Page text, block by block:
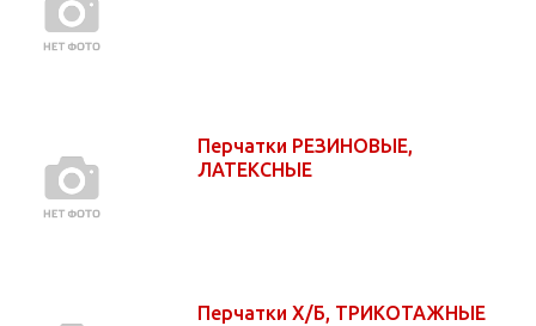
Перчатки РЕЗИНОВЫЕ,
ЛАТЕКСНЫЕ
Перчатки Х/Б, ТРИКОТАЖНЫЕ